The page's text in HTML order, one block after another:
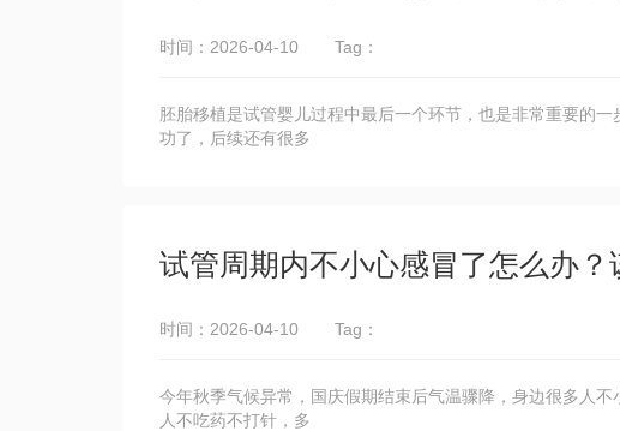
时间：2026-04-10 Tag：
胚胎移植是试管婴儿过程中最后一个环节，也是非常重要的
功了，后续还有很多
试管周期内不小心感冒了怎么办？
时间：2026-04-10 Tag：
今年秋季气候异常，国庆假期结束后气温骤降，身边很多人
人不吃药不打针，多